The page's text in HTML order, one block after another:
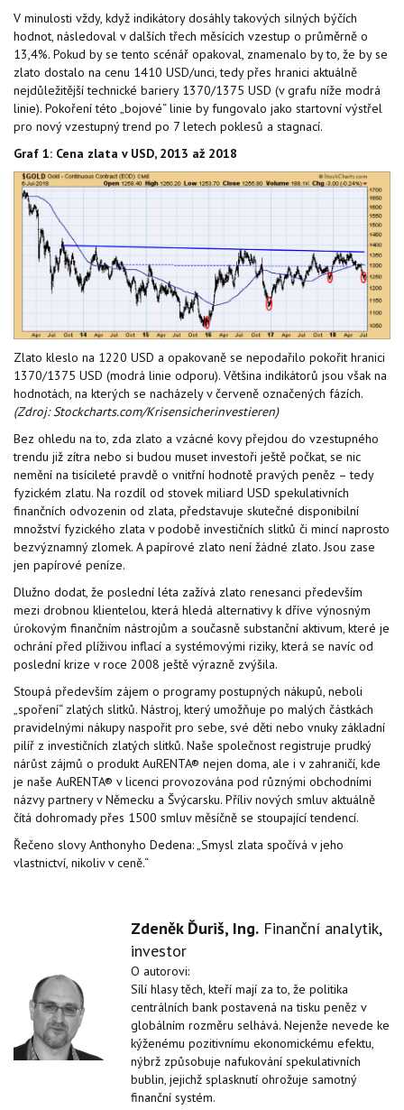
V minulosti vždy, když indikátory dosáhly takových silných býčích
hodnot, následoval v dalších třech měsících vzestup o průměrně o
13,4%. Pokud by se tento scénář opakoval, znamenalo by to, že by se
zlato dostalo na cenu 1410 USD/unci, tedy přes hranici aktuálně
nejdůležitější technické bariery 1370/1375 USD (v grafu níže modrá
linie). Pokoření této „bojové“ linie by fungovalo jako startovní výstřel
pro nový vzestupný trend po 7 letech poklesů a stagnací.
Graf 1: Cena zlata v USD, 2013 až 2018
Zlato kleslo na 1220 USD a opakovaně se nepodařilo pokořit hranici
1370/1375 USD (modrá linie odporu). Většina indikátorů jsou však na
hodnotách, na kterých se nacházely v červeně označených fázích.
(Zdroj: Stockcharts.com/Krisensicherinvestieren)
Bez ohledu na to, zda zlato a vzácné kovy přejdou do vzestupného
trendu již zítra nebo si budou muset investoři ještě počkat, se nic
nemění na tisícileté pravdě o vnitřní hodnotě pravých peněz – tedy
fyzickém zlatu. Na rozdíl od stovek miliard USD spekulativních
finančních odvozenin od zlata, představuje skutečné disponibilní
množství fyzického zlata v podobě investičních slitků či mincí naprosto
bezvýznamný zlomek. A papírové zlato není žádné zlato. Jsou zase
jen papírové peníze.
Dlužno dodat, že poslední léta zažívá zlato renesanci především
mezi drobnou klientelou, která hledá alternativy k dříve výnosným
úrokovým finančním nástrojům a současně substanční aktivum, které je
ochrání před plíživou inflací a systémovými riziky, která se navíc od
poslední krize v roce 2008 ještě výrazně zvýšila.
Stoupá především zájem o programy postupných nákupů, neboli
„spoření“ zlatých slitků. Nástroj, který umožňuje po malých částkách
pravidelnými nákupy naspořit pro sebe, své děti nebo vnuky základní
pilíř z investičních zlatých slitků. Naše společnost registruje prudký
nárůst zájmů o produkt AuRENTA® nejen doma, ale i v zahraničí, kde
je naše AuRENTA® v licenci provozována pod různými obchodními
názvy partnery v Německu a Švýcarsku. Příliv nových smluv aktuálně
čítá dohromady přes 1500 smluv měsíčně se stoupající tendencí.
Řečeno slovy Anthonyho Dedena: „Smysl zlata spočívá v jeho
vlastnictví, nikoliv v ceně.“
Zdeněk Ďuriš, Ing. Finanční analytik,
investor
O autorovi:
Sílí hlasy těch, kteří mají za to, že politika
centrálních bank postavená na tisku peněz v
globálním rozměru selhává. Nejenže nevede ke
kýženému pozitivnímu ekonomickému efektu,
nýbrž způsobuje nafukování spekulativních
bublin, jejichž splasknutí ohrožuje samotný
finanční systém.